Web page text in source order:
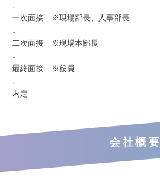
↓
一次面接 ※現場部長、人事部長
↓
二次面接 ※現場本部長
↓
最終面接 ※役員
↓
内定
会社概要